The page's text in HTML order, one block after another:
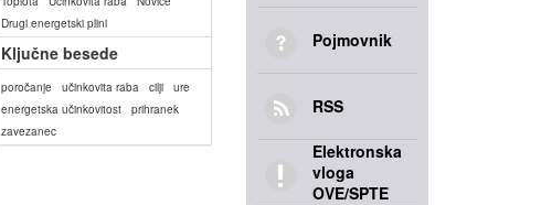
Drugi energetski plini
Ključne besede
poročanje učinkovita raba cilji
ure
energetska učinkovitost
prihranek
zavezanec
Pojmovnik
RSS
Elektronska
vloga
OVE/SPTE